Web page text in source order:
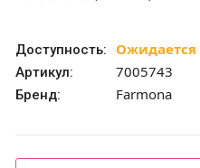
Доступность: Ожидается
Артикул: 7005743
Бренд: Farmona